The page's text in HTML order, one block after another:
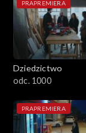
PRAPREMIERA
Dziedzictwo
odc. 1000
PRAPREMIERA